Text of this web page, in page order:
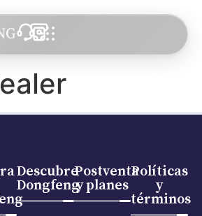
Descubre
Dongfeng
Postventa
y planes
Políticas
y
términos